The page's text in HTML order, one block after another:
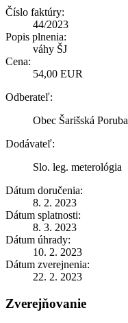
Číslo faktúry:
44/2023
Popis plnenia:
váhy ŠJ
Cena:
54,00 EUR
Odberateľ:
Obec Šarišská Poruba
Dodávateľ:
Slo. leg. meterológia
Dátum doručenia:
8. 2. 2023
Dátum splatnosti:
8. 3. 2023
Dátum úhrady:
10. 2. 2023
Dátum zverejnenia:
22. 2. 2023
Zverejňovanie